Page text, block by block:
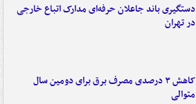
دستگیری باند جاعلان حرفه‌ای مدارک اتباع خارجی
در تهران
کاهش ۳ درصدی مصرف برق برای دومین سال
متوالی